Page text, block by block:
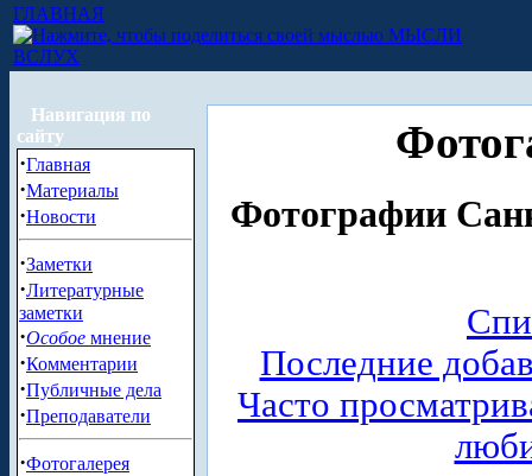
ГЛАВНАЯ
МЫСЛИ
ВСЛУХ
Навигация по
сайту
·Главная
·Материалы
·Новости
·Заметки
·Литературные
заметки
·Особое мнение
·Комментарии
·Публичные дела
·Преподаватели
·Фотогалерея
Фотографии
Последние
Часто